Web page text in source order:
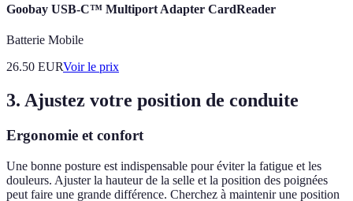
Goobay USB-C™ Multiport Adapter CardReader
Batterie Mobile
26.50 EURVoir le prix
3. Ajustez votre position de conduite
Ergonomie et confort
Une bonne posture est indispensable pour éviter la fatigue et les
douleurs. Ajuster la hauteur de la selle et la position des poignées
peut faire une grande différence. Cherchez à maintenir une position